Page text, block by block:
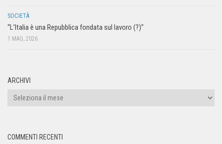
SOCIETÀ
“L’Italia è una Repubblica fondata sul lavoro (?)”
1 MAG, 2026
ARCHIVI
COMMENTI RECENTI